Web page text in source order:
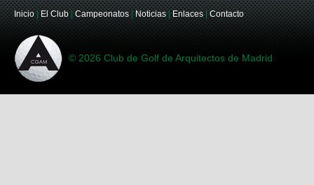
Inicio|El Club|Campeonatos| Noticias| Enlaces| Contacto
© 2026 Club de Golf de Arquitectos de Madrid